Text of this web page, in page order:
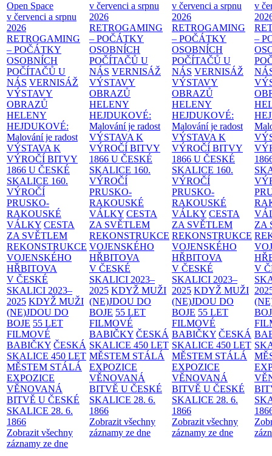
Open Space
v červenci a srpnu
2026
RETROGAMING
– POČÁTKY
OSOBNÍCH
POČÍTAČŮ U
NÁS VERNISÁŽ
VÝSTAVY
OBRAZŮ
HELENY
HEJDUKOVÉ:
Malování je radost
VÝSTAVA K
VÝROČÍ BITVY
1866 U ČESKÉ
SKALICE 160.
VÝROČÍ
PRUSKO-
RAKOUSKÉ
VÁLKY CESTA
ZA SVĚTLEM
REKONSTRUKCE
VOJENSKÉHO
HŘBITOVA
V ČESKÉ
SKALICI 2023–
2025 KDYŽ MUŽI
(NE)JDOU DO
BOJE 55 LET
FILMOVÉ
BABIČKY ČESKÁ
SKALICE 450 LET
MĚSTEM STÁLÁ
EXPOZICE
VĚNOVANÁ
BITVĚ U ČESKÉ
SKALICE 28. 6.
1866
Zobrazit všechny
záznamy ze dne
v červenci a srpnu
2026
RETROGAMING
– POČÁTKY
OSOBNÍCH
POČÍTAČŮ U
NÁS VERNISÁŽ
VÝSTAVY
OBRAZŮ
HELENY
HEJDUKOVÉ:
Malování je radost
VÝSTAVA K
VÝROČÍ BITVY
1866 U ČESKÉ
SKALICE 160.
VÝROČÍ
PRUSKO-
RAKOUSKÉ
VÁLKY CESTA
ZA SVĚTLEM
REKONSTRUKCE
VOJENSKÉHO
HŘBITOVA
V ČESKÉ
SKALICI 2023–
2025 KDYŽ MUŽI
(NE)JDOU DO
BOJE 55 LET
FILMOVÉ
BABIČKY ČESKÁ
SKALICE 450 LET
MĚSTEM STÁLÁ
EXPOZICE
VĚNOVANÁ
BITVĚ U ČESKÉ
SKALICE 28. 6.
1866
Zobrazit všechny
záznamy ze dne
v červenci a srpnu
2026
RETROGAMING
– POČÁTKY
OSOBNÍCH
POČÍTAČŮ U
NÁS VERNISÁŽ
VÝSTAVY
OBRAZŮ
HELENY
HEJDUKOVÉ:
Malování je radost
VÝSTAVA K
VÝROČÍ BITVY
1866 U ČESKÉ
SKALICE 160.
VÝROČÍ
PRUSKO-
RAKOUSKÉ
VÁLKY CESTA
ZA SVĚTLEM
REKONSTRUKCE
VOJENSKÉHO
HŘBITOVA
V ČESKÉ
SKALICI 2023–
2025 KDYŽ MUŽI
(NE)JDOU DO
BOJE 55 LET
FILMOVÉ
BABIČKY ČESKÁ
SKALICE 450 LET
MĚSTEM STÁLÁ
EXPOZICE
VĚNOVANÁ
BITVĚ U ČESKÉ
SKALICE 28. 6.
1866
Zobrazit všechny
záznamy ze dne
v
–
ZA
V